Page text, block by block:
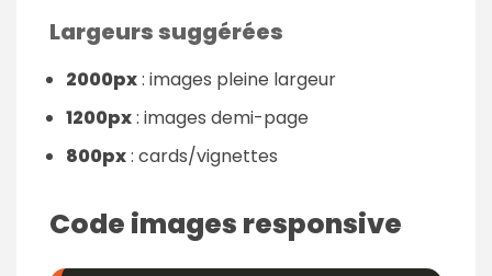
Largeurs suggérées
2000px: images pleine largeur
1200px: images demi-page
800px: cards/vignettes
Code images responsive